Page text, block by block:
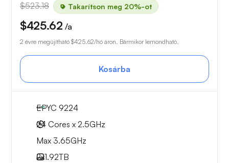
$523.18 Takarítson meg 20%-ot
$425.62 /a
2 évre megújítható $425.62/hó áron. Bármikor lemondható.
Kosárba
EPYC 9224
24 Cores x 2.5GHz
Max 3.65GHz
2x1.92TB